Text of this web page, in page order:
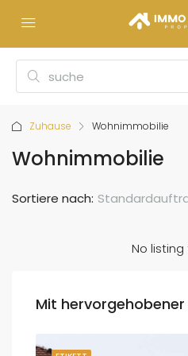
Zuhause Wohnimmobilie
Wohnimmobilie
Sortiere nach:
No listing
Mit